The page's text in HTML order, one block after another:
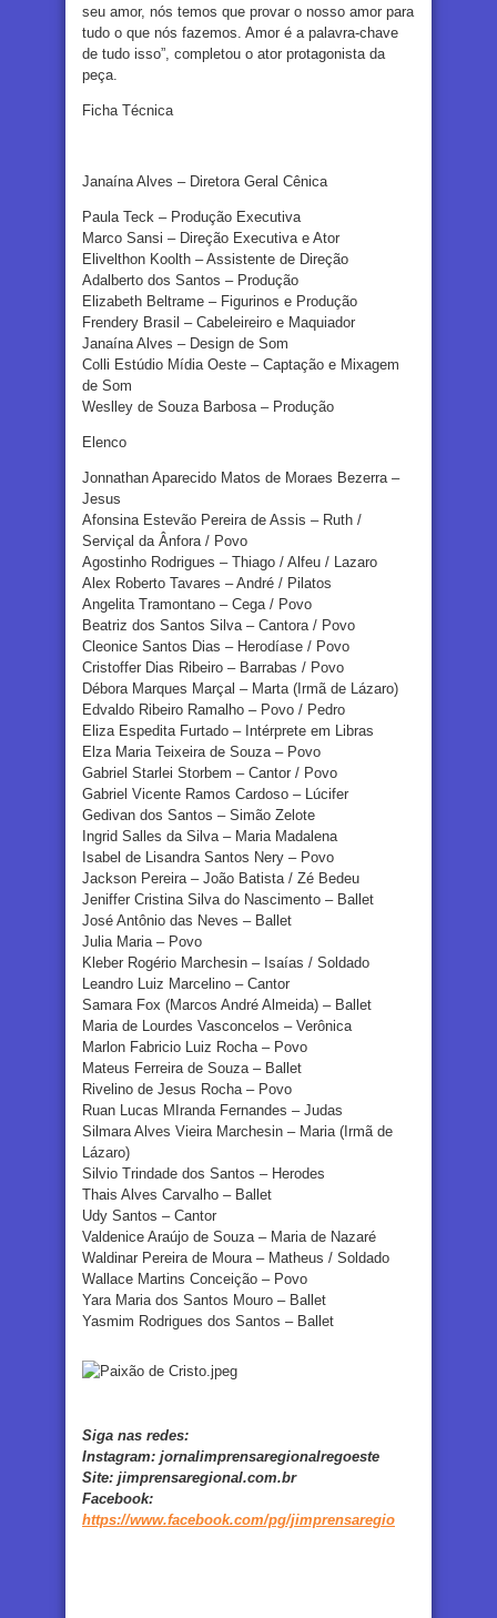
seu amor, nós temos que provar o nosso amor para
tudo o que nós fazemos. Amor é a palavra-chave
de tudo isso”, completou o ator protagonista da
peça.
Ficha Técnica
Janaína Alves – Diretora Geral Cênica
Paula Teck – Produção Executiva
Marco Sansi – Direção Executiva e Ator
Elivelthon Koolth – Assistente de Direção
Adalberto dos Santos – Produção
Elizabeth Beltrame – Figurinos e Produção
Frendery Brasil – Cabeleireiro e Maquiador
Janaína Alves – Design de Som
Colli Estúdio Mídia Oeste – Captação e Mixagem
de Som
Weslley de Souza Barbosa – Produção
Elenco
Jonnathan Aparecido Matos de Moraes Bezerra –
Jesus
Afonsina Estevão Pereira de Assis – Ruth /
Serviçal da Ânfora / Povo
Agostinho Rodrigues – Thiago / Alfeu / Lazaro
Alex Roberto Tavares – André / Pilatos
Angelita Tramontano – Cega / Povo
Beatriz dos Santos Silva – Cantora / Povo
Cleonice Santos Dias – Herodíase / Povo
Cristoffer Dias Ribeiro – Barrabas / Povo
Débora Marques Marçal – Marta (Irmã de Lázaro)
Edvaldo Ribeiro Ramalho – Povo / Pedro
Eliza Espedita Furtado – Intérprete em Libras
Elza Maria Teixeira de Souza – Povo
Gabriel Starlei Storbem – Cantor / Povo
Gabriel Vicente Ramos Cardoso – Lúcifer
Gedivan dos Santos – Simão Zelote
Ingrid Salles da Silva – Maria Madalena
Isabel de Lisandra Santos Nery – Povo
Jackson Pereira – João Batista / Zé Bedeu
Jeniffer Cristina Silva do Nascimento – Ballet
José Antônio das Neves – Ballet
Julia Maria – Povo
Kleber Rogério Marchesin – Isaías / Soldado
Leandro Luiz Marcelino – Cantor
Samara Fox (Marcos André Almeida) – Ballet
Maria de Lourdes Vasconcelos – Verônica
Marlon Fabricio Luiz Rocha – Povo
Mateus Ferreira de Souza – Ballet
Rivelino de Jesus Rocha – Povo
Ruan Lucas MIranda Fernandes – Judas
Silmara Alves Vieira Marchesin – Maria (Irmã de
Lázaro)
Silvio Trindade dos Santos – Herodes
Thais Alves Carvalho – Ballet
Udy Santos – Cantor
Valdenice Araújo de Souza – Maria de Nazaré
Waldinar Pereira de Moura – Matheus / Soldado
Wallace Martins Conceição – Povo
Yara Maria dos Santos Mouro – Ballet
Yasmim Rodrigues dos Santos – Ballet
Siga nas redes:
Instagram: jornalimprensaregionalregoeste
Site: jimprensaregional.com.br
Facebook:
https://www.facebook.com/pg/jimprensaregio